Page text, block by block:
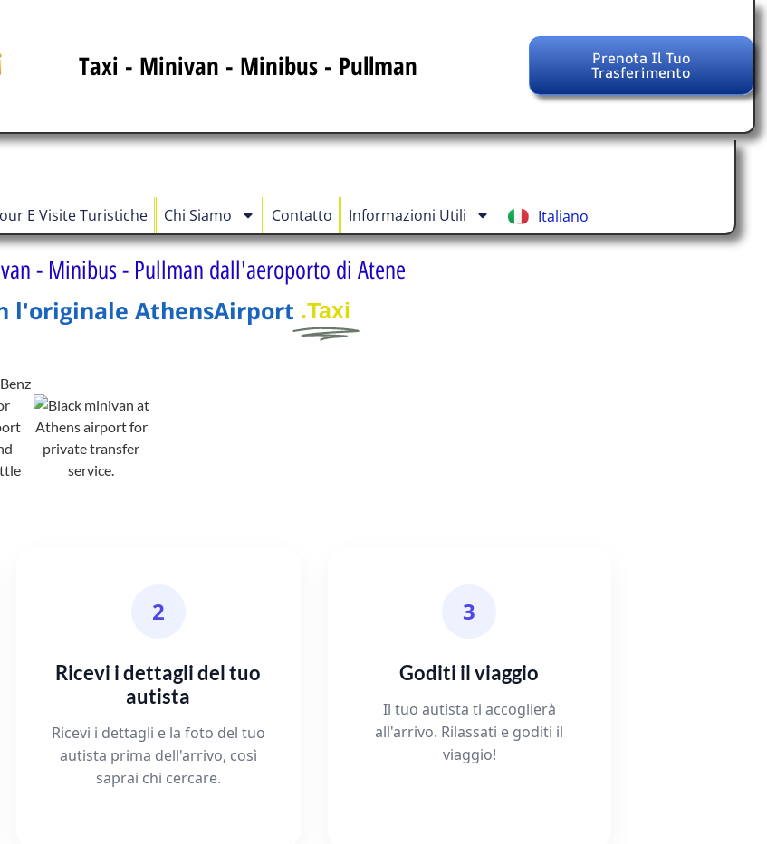
Taxi - Minivan - Minibus - Pullman Prenota Il Tuo
Trasferimento
E Visite Turistiche Chi Siamo Contatto Informazioni Utili Italiano
English
Ελληνικά
- Minibus - Pullman dall'aeroporto di Atene
l'originale AthensAirport .Taxi
2
Ricevi i dettagli del tuo
autista
Ricevi i dettagli e la foto del tuo
autista prima dell'arrivo, così
saprai chi cercare.
3
Goditi il viaggio
Il tuo autista ti accoglierà
all'arrivo. Rilassati e goditi il
viaggio!